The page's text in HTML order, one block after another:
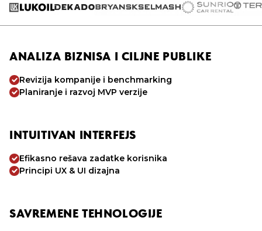
ANALIZA BIZNISA I CILJNE PUBLIKE
Revizija kompanije i benchmarking
Planiranje i razvoj MVP verzije
INTUITIVAN INTERFEJS
Efikasno rešava zadatke korisnika
Principi UX & UI dizajna
SAVREMENE TEHNOLOGIJE